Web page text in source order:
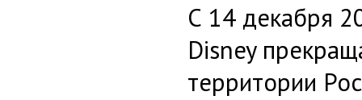
С 14 декабря
Disney
территории